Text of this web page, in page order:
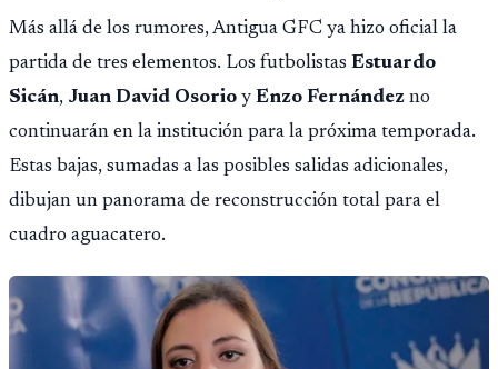
Más allá de los rumores, Antigua GFC ya hizo oficial la
partida de tres elementos. Los futbolistas Estuardo
Sicán, Juan David Osorio y Enzo Fernández no
continuarán en la institución para la próxima temporada.
Estas bajas, sumadas a las posibles salidas adicionales,
dibujan un panorama de reconstrucción total para el
cuadro aguacatero.